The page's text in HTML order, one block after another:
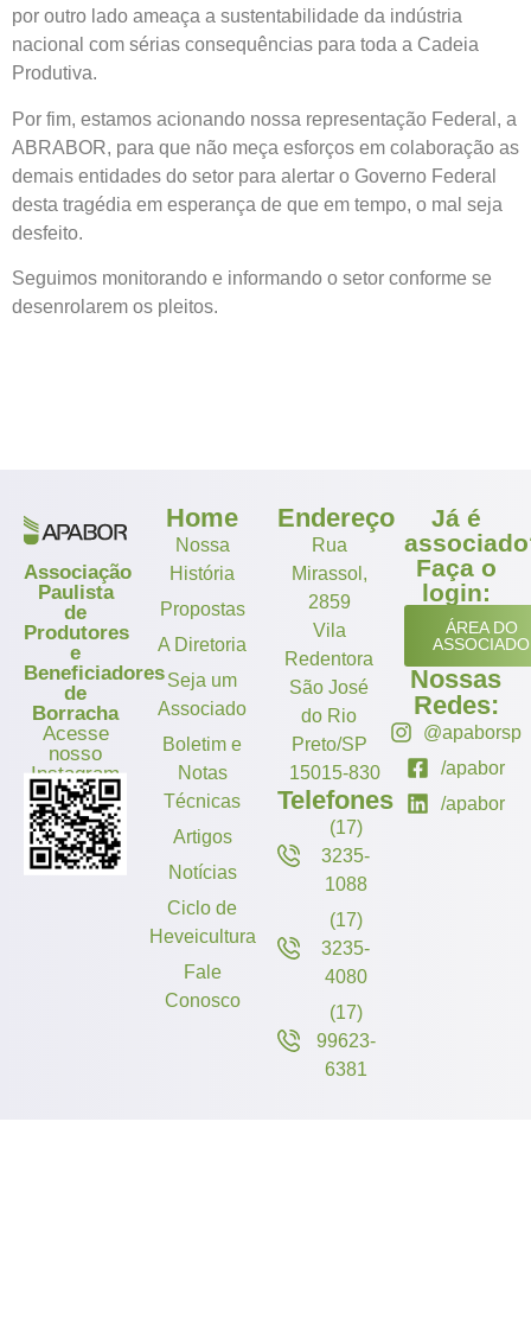
por outro lado ameaça a sustentabilidade da indústria
nacional com sérias consequências para toda a Cadeia
Produtiva.
Por fim, estamos acionando nossa representação Federal, a
ABRABOR, para que não meça esforços em colaboração as
demais entidades do setor para alertar o Governo Federal
desta tragédia em esperança de que em tempo, o mal seja
desfeito.
Seguimos monitorando e informando o setor conforme se
desenrolarem os pleitos.
Associação
Paulista
de
Produtores
e
Beneficiadores
de
Borracha
Acesse
nosso
Instagram
Home
Nossa
História
Propostas
A Diretoria
Seja um
Associado
Boletim e
Notas
Técnicas
Artigos
Notícias
Ciclo de
Heveicultura
Fale
Conosco
Endereço
Rua
Mirassol,
2859
Vila
Redentora
São José
do Rio
Preto/SP
15015-830
Telefones
(17)
3235-
1088
(17)
3235-
4080
(17)
99623-
6381
Já é
Faça o
login:
ÁREA DO
ASSOCIADO
Nossas
Redes:
@apaborsp
/apabor
/apabor